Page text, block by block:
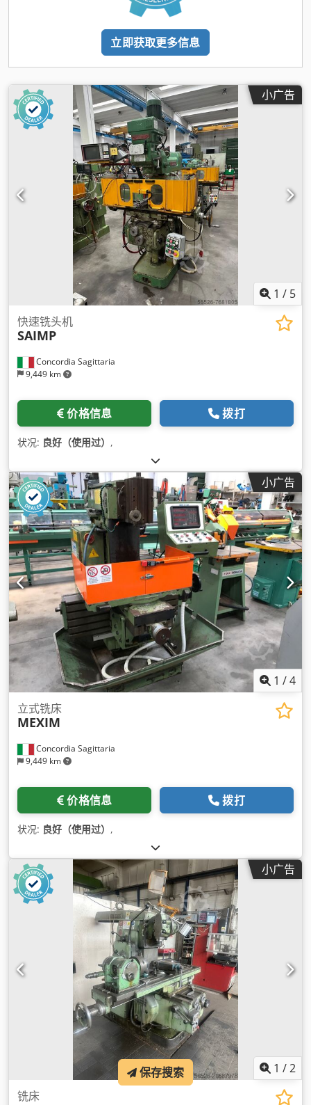
立即获取更多信息
小广告
1 / 5
Concordia Sagittaria
9,449 km
快速铣头机
SAIMP
价格信息 拨打
状况: 良好（使用过） ,
小广告
1 /4
Concordia Sagittaria
9,449 km
立式铣床
MEXIM
价格信息 拨打
状况: 良好（使用过） ,
小广告
1 /2
铣床
保存搜索